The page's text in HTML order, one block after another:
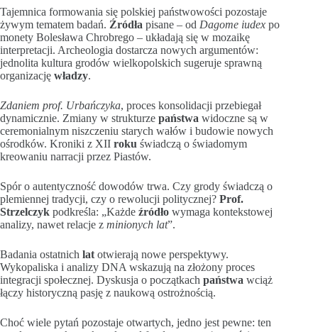
Tajemnica formowania się polskiej państwowości pozostaje
żywym tematem badań. Źródła pisane – od Dagome iudex po
monety Bolesława Chrobrego – układają się w mozaikę
interpretacji. Archeologia dostarcza nowych argumentów:
jednolita kultura grodów wielkopolskich sugeruje sprawną
organizację władzy.
Zdaniem prof. Urbańczyka, proces konsolidacji przebiegał
dynamicznie. Zmiany w strukturze państwa widoczne są w
ceremonialnym niszczeniu starych wałów i budowie nowych
ośrodków. Kroniki z XII roku świadczą o świadomym
kreowaniu narracji przez Piastów.
Spór o autentyczność dowodów trwa. Czy grody świadczą o
plemiennej tradycji, czy o rewolucji politycznej? Prof.
Strzelczyk podkreśla: „Każde źródło wymaga kontekstowej
analizy, nawet relacje z minionych lat”.
Badania ostatnich lat otwierają nowe perspektywy.
Wykopaliska i analizy DNA wskazują na złożony proces
integracji społecznej. Dyskusja o początkach państwa wciąż
łączy historyczną pasję z naukową ostrożnością.
Choć wiele pytań pozostaje otwartych, jedno jest pewne: ten